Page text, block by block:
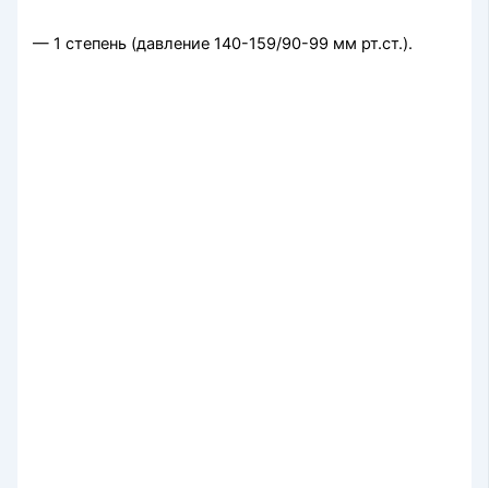
— 1 степень (давление 140-159/90-99 мм рт.ст.).